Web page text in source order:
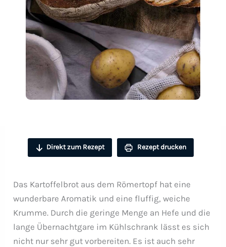
Direkt zum Rezept Rezept drucken
Das Kartoffelbrot aus dem Römertopf hat eine
wunderbare Aromatik und eine fluffig, weiche
Krumme. Durch die geringe Menge an Hefe und die
lange Übernachtgare im Kühlschrank lässt es sich
nicht nur sehr gut vorbereiten. Es ist auch sehr